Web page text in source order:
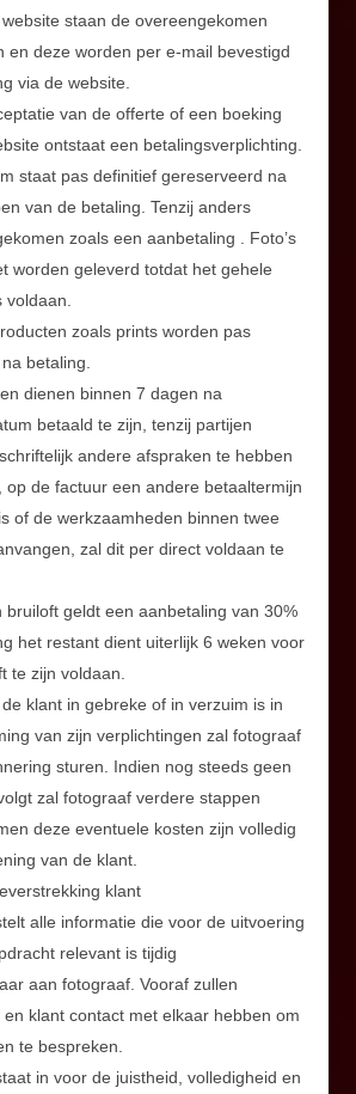
staan de overeengekomen
en deze worden per e-mail bevestigd
via de website.
van de offerte of een boeking
ontstaat een betalingsverplichting.
staat pas definitief gereserveerd na
van de betaling. Tenzij anders
zoals een aanbetaling . Foto’s
worden geleverd totdat het gehele
voldaan.
zoals prints worden pas
betaling.
dienen binnen 7 dagen na
betaald te zijn, tenzij partijen
andere afspraken te hebben
op de factuur een andere betaaltermijn
of de werkzaamheden binnen twee
zal dit per direct voldaan te
bruiloft geldt een aanbetaling van 30%
het restant dient uiterlijk 6 weken voor
te zijn voldaan.
klant in gebreke of in verzuim is in
van zijn verplichtingen zal fotograaf
sturen. Indien nog steeds geen
zal fotograaf verdere stappen
deze eventuele kosten zijn volledig
van de klant.
klant
alle informatie die voor de uitvoering
relevant is tijdig
aan fotograaf. Vooraf zullen
klant contact met elkaar hebben om
te bespreken.
in voor de juistheid, volledigheid en